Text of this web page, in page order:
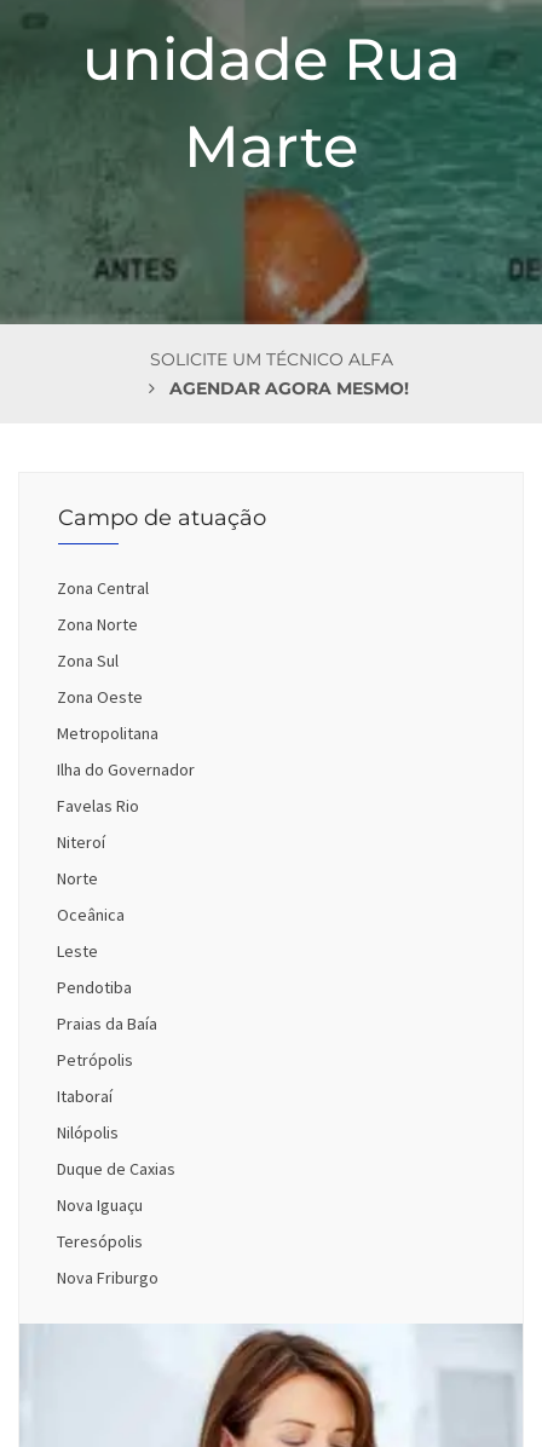
unidade Rua
Marte
SOLICITE UM TÉCNICO ALFA
AGENDAR AGORA MESMO!
Campo de atuação
Zona Central
Zona Norte
Zona Sul
Zona Oeste
Metropolitana
Ilha do Governador
Favelas Rio
Niteroí
Norte
Oceânica
Leste
Pendotiba
Praias da Baía
Petrópolis
Itaboraí
Nilópolis
Duque de Caxias
Nova Iguaçu
Teresópolis
Nova Friburgo